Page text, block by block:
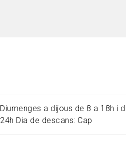
Diumenges a dijous de 8 a 18h i
24h Dia de descans: Cap